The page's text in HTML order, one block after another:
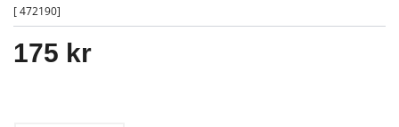
[ 472190]
175 kr